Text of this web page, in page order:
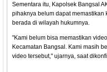
Sementara itu, Kapolsek Bangsal
pihaknya belum dapat
berada di wilayah hukumnya.
"Kami belum bisa memastikan
Kecamatan Bangsal. Kami masih
video tersebut," ujarnya, saat